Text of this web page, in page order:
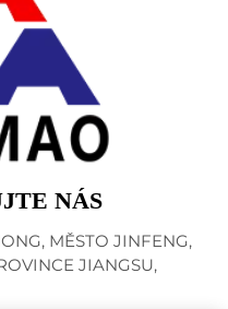
NÁS
MĚSTO JINFENG,
JIANGSU,